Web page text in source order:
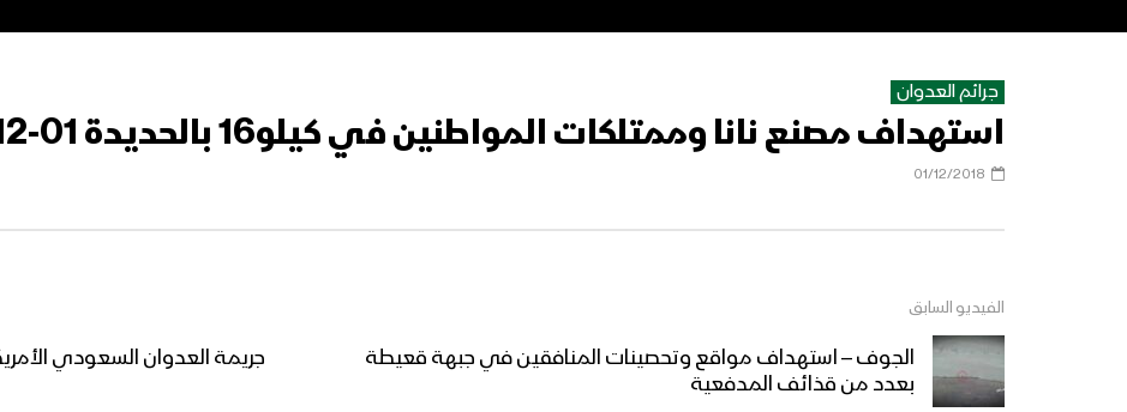
جرائم العدوان
استهداف مصنع نانا وممتلكات المواطنين في كيلو16 بالحديدة 01-12-2018
01/12/2018
الفيديو السابق
الجوف – استهداف مواقع وتحصينات المنافقين في جبهة قعيطة
بعدد من قذائف المدفعية